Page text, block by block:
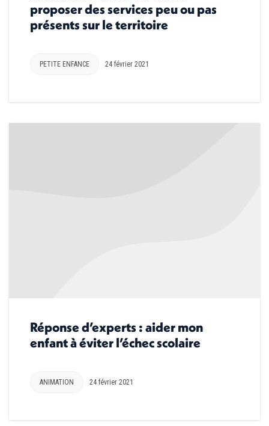
proposer des services peu ou pas
présents sur le territoire
PETITE ENFANCE 24 février 2021
Réponse d’experts : aider mon
enfant à éviter l’échec scolaire
ANIMATION 24 février 2021